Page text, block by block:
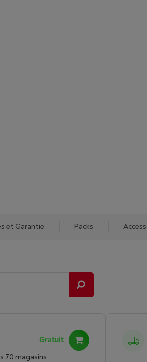
et Garantie Packs
Gratuit
70 magasins